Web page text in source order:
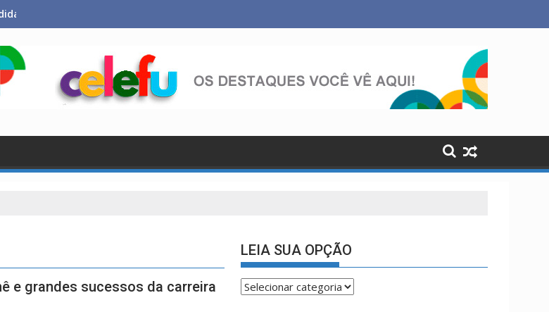
ao Governo da Bahia para mais de 300 cidades neste domingo (9)
e grandes sucessos da carreira
LEIA SUA OPÇÃO
LEIA